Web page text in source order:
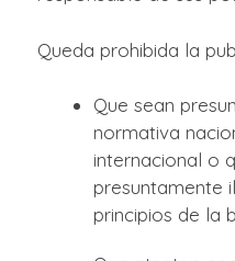
Queda prohibida la
Que sean
normativa
internacional o
presuntamente
principios de la